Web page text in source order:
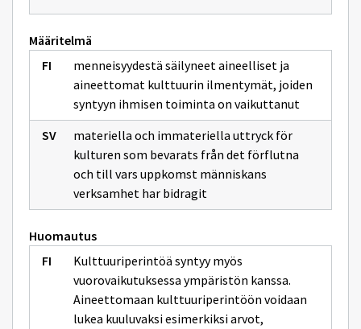
Määritelmä
menneisyydestä säilyneet aineelliset ja
aineettomat kulttuurin ilmentymät, joiden
syntyyn ihmisen toiminta on vaikuttanut
materiella och immateriella uttryck för
kulturen som bevarats från det förflutna
och till vars uppkomst människans
verksamhet har bidragit
Huomautus
Kulttuuriperintöä syntyy myös
vuorovaikutuksessa ympäristön kanssa.
Aineettomaan kulttuuriperintöön voidaan
lukea kuuluvaksi esimerkiksi arvot,